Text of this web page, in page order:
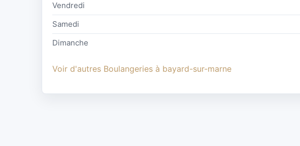
Vendredi
Samedi
Dimanche
Voir d'autres Boulangeries à bayard-sur-marne